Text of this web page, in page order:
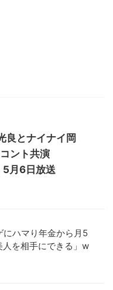
良とナイナイ岡
ント共演
5月6日放送
にハマり年金から月5
を相手にできる」w